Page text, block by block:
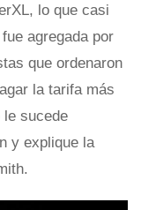
lo que casi
agregada por
que ordenaron
la tarifa más
le sucede
y explique la